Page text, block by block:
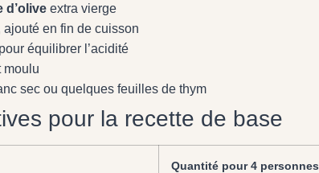
d’olive extra vierge
ajouté en fin de cuisson
pour équilibrer l’acidité
moulu
sec ou quelques feuilles de thym
pour la recette de base
Quantité pour 4 personnes